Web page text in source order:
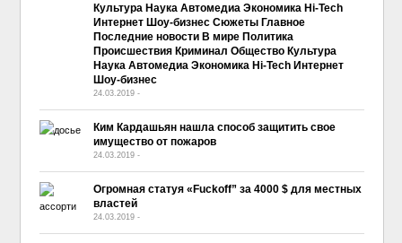
Культура Наука Автомедиа Экономика Hi-Tech
Интернет Шоу-бизнес Сюжеты Главное
Последние новости В мире Политика
Происшествия Криминал Общество Культура
Наука Автомедиа Экономика Hi-Tech Интернет
Шоу-бизнес
24.03.2019 -
Ким Кардашьян нашла способ защитить свое
имущество от пожаров
24.03.2019 -
Огромная статуя «Fuckoff” за 4000 $ для местных
властей
24.03.2019 -